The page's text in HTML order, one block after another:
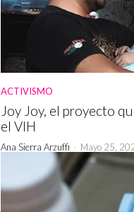
ACTIVISMO
Joy Joy, el proyecto
el VIH
Ana Sierra Arzuffi - Mayo 25,